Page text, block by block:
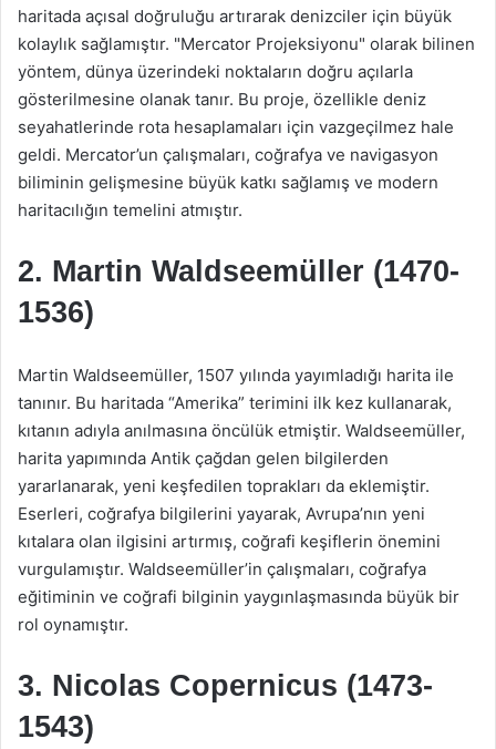
haritada açısal doğruluğu artırarak denizciler için büyük
kolaylık sağlamıştır. "Mercator Projeksiyonu" olarak bilinen
yöntem, dünya üzerindeki noktaların doğru açılarla
gösterilmesine olanak tanır. Bu proje, özellikle deniz
seyahatlerinde rota hesaplamaları için vazgeçilmez hale
geldi. Mercator’un çalışmaları, coğrafya ve navigasyon
biliminin gelişmesine büyük katkı sağlamış ve modern
haritacılığın temelini atmıştır.
2. Martin Waldseemüller (1470-
1536)
Martin Waldseemüller, 1507 yılında yayımladığı harita ile
tanınır. Bu haritada “Amerika” terimini ilk kez kullanarak,
kıtanın adıyla anılmasına öncülük etmiştir. Waldseemüller,
harita yapımında Antik çağdan gelen bilgilerden
yararlanarak, yeni keşfedilen toprakları da eklemiştir.
Eserleri, coğrafya bilgilerini yayarak, Avrupa’nın yeni
kıtalara olan ilgisini artırmış, coğrafi keşiflerin önemini
vurgulamıştır. Waldseemüller’in çalışmaları, coğrafya
eğitiminin ve coğrafi bilginin yaygınlaşmasında büyük bir
rol oynamıştır.
3. Nicolas Copernicus (1473-
1543)